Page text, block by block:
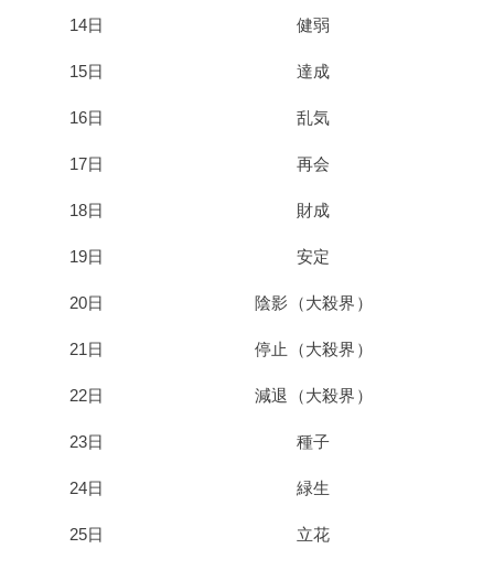
14日 健弱
15日 達成
16日 乱気
17日 再会
18日 財成
19日 安定
20日 陰影（大殺界）
21日 停止（大殺界）
22日 減退（大殺界）
23日 種子
24日 緑生
25日 立花